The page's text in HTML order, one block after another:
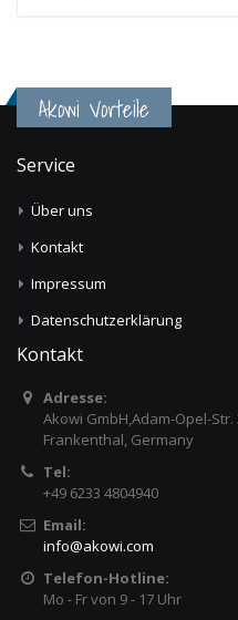
Akowi Vorteile
Service
Über uns
Kontakt
Impressum
Datenschutzerklärung
Kontakt
Adresse:
Akowi GmbH,Adam-Opel-Str.
Frankenthal, Germany
Tel:
+49 6233 4804940
Email:
info@akowi.com
Telefon-Hotline:
Mo - Fr von 9 - 17 Uhr